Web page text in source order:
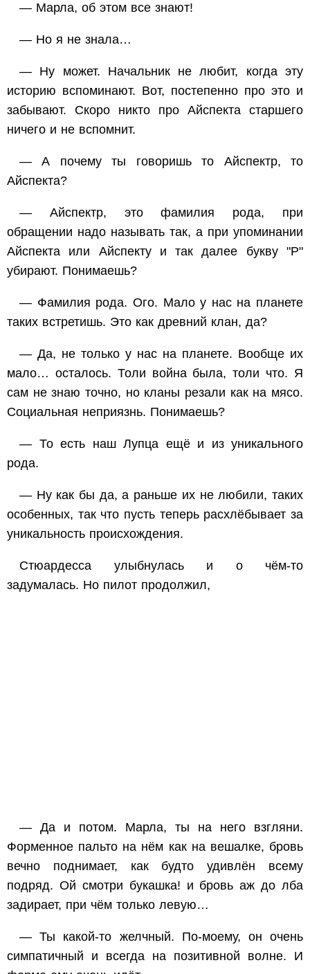
— Марла, об этом все знают!
— Но я не знала…
— Ну может. Начальник не любит, когда эту
историю вспоминают. Вот, постепенно про это и
забывают. Скоро никто про Айспекта старшего
ничего и не вспомнит.
— А почему ты говоришь то Айспектр, то
Айспекта?
— Айспектр, это фамилия рода, при
обращении надо называть так, а при упоминании
Айспекта или Айспекту и так далее букву "Р"
убирают. Понимаешь?
— Фамилия рода. Ого. Мало у нас на планете
таких встретишь. Это как древний клан, да?
— Да, не только у нас на планете. Вообще их
мало… осталось. Толи война была, толи что. Я
сам не знаю точно, но кланы резали как на мясо.
Социальная неприязнь. Понимаешь?
— То есть наш Лупца ещё и из уникального
рода.
— Ну как бы да, а раньше их не любили, таких
особенных, так что пусть теперь расхлёбывает за
уникальность происхождения.
Стюардесса улыбнулась и о чём-то
задумалась. Но пилот продолжил,
— Да и потом. Марла, ты на него взгляни.
Форменное пальто на нём как на вешалке, бровь
вечно поднимает, как будто удивлён всему
подряд. Ой смотри букашка! и бровь аж до лба
задирает, при чём только левую…
— Ты какой-то желчный. По-моему, он очень
симпатичный и всегда на позитивной волне. И